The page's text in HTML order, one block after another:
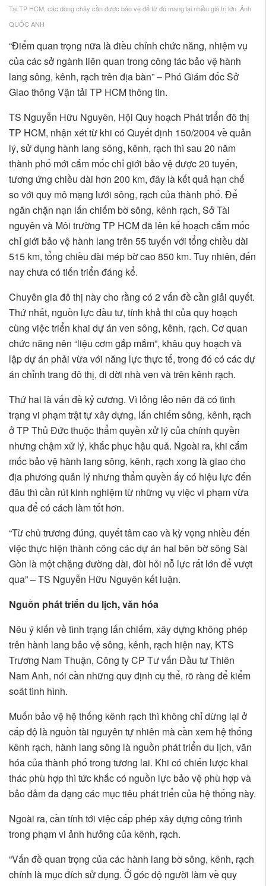
Tại TP HCM, các dòng chảy cần được bảo vệ để từ đó mang lại nhiều giá trị lớn .Ảnh
QUỐC ANH
“Điểm quan trọng nữa là điều chỉnh chức năng, nhiệm vụ
của các sở ngành liên quan trong công tác bảo vệ hành
lang sông, kênh, rạch trên địa bàn” – Phó Giám đốc Sở
Giao thông Vận tải TP HCM thông tin.
TS Nguyễn Hữu Nguyên, Hội Quy hoạch Phát triển đô thị
TP HCM, nhận xét từ khi có Quyết định 150/2004 về quản
lý, sử dụng hành lang sông, kênh, rạch thì sau 20 năm
thành phố mới cắm mốc chỉ giới bảo vệ được 20 tuyến,
tương ứng chiều dài hơn 200 km, đây là kết quả hạn chế
so với quy mô mạng lưới sông, rạch của thành phố. Để
ngăn chặn nạn lấn chiếm bờ sông, kênh rạch, Sở Tài
nguyên và Môi trường TP HCM đã lên kế hoạch cắm mốc
chỉ giới bảo vệ hành lang trên 55 tuyến với tổng chiều dài
515 km, tổng chiều dài mép bờ cao 850 km. Tuy nhiên, đến
nay chưa có tiến triển đáng kể.
Chuyên gia đô thị này cho rằng có 2 vấn đề cần giải quyết.
Thứ nhất, nguồn lực đầu tư, tính khả thi của quy hoạch
cùng việc triển khai dự án ven sông, kênh, rạch. Cơ quan
chức năng nên “liệu cơm gắp mắm”, khâu quy hoạch và
lập dự án phải vừa với năng lực thực tế, trong đó có các dự
án chỉnh trang đô thị, di dời nhà ven và trên kênh rạch.
Thứ hai là vấn đề kỷ cương. Vì lỏng lẻo nên đã có tình
trạng vi phạm trật tự xây dựng, lấn chiếm sông, kênh, rạch
ở TP Thủ Đức thuộc thẩm quyền xử lý của chính quyền
nhưng chậm xử lý, khắc phục hậu quả. Ngoài ra, khi cắm
mốc bảo vệ hành lang sông, kênh, rạch xong là giao cho
địa phương quản lý nhưng thẩm quyền ấy có hiệu lực đến
đâu thì cần rút kinh nghiệm từ những vụ việc vi phạm vừa
qua để có cách làm tốt hơn.
“Từ chủ trương đúng, quyết tâm cao và kỳ vọng nhiều đến
việc thực hiện thành công các dự án hai bên bờ sông Sài
Gòn là một chặng đường dài, đòi hỏi nỗ lực rất lớn để vượt
qua” – TS Nguyễn Hữu Nguyên kết luận.
Nguồn phát triển du lịch, văn hóa
Nêu ý kiến về tình trạng lấn chiếm, xây dựng không phép
trên hành lang bảo vệ sông, kênh, rạch hiện nay, KTS
Trương Nam Thuận, Công ty CP Tư vấn Đầu tư Thiên
Nam Anh, nói cần những quy định cụ thể, rõ ràng để kiểm
soát tình hình.
Muốn bảo vệ hệ thống kênh rạch thì không chỉ dừng lại ở
cấp độ là nguồn tài nguyên tự nhiên mà cần xem hệ thống
kênh rạch, hành lang sông là nguồn phát triển du lịch, văn
hóa của thành phố trong tương lai. Khi có chiến lược khai
thác phù hợp thì tức khắc có nguồn lực bảo vệ phù hợp và
bảo đảm đa dạng các mục tiêu phát triển của hệ thống này.
Ngoài ra, cần tính tới việc cấp phép xây dựng công trình
trong phạm vi ảnh hưởng của kênh, rạch.
“Vấn đề quan trọng của các hành lang bờ sông, kênh, rạch
chính là mục đích sử dụng. Ở góc độ người làm về quy